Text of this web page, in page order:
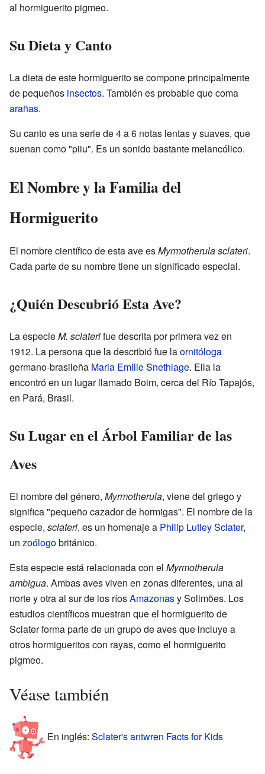
al hormiguerito pigmeo.
Su Dieta y Canto
La dieta de este hormiguerito se compone principalmente
de pequeños insectos. También es probable que coma
arañas.
Su canto es una serie de 4 a 6 notas lentas y suaves, que
suenan como "piiu". Es un sonido bastante melancólico.
El Nombre y la Familia del
Hormiguerito
El nombre científico de esta ave esMyrmotherula sclateri.
Cada parte de su nombre tiene un significado especial.
¿Quién Descubrió Esta Ave?
La especieM. sclaterifue descrita por primera vez en
1912. La persona que la describió fue laornitóloga
germano-brasileña Maria Emilie Snethlage. Ella la
encontró en un lugar llamado Boim, cerca del Río Tapajós,
en Pará, Brasil.
Su Lugar en el Árbol Familiar de las
Aves
El nombre del género, Myrmotherula, viene del griego y
significa "pequeño cazador de hormigas". El nombre de la
especie, sclateri, es un homenaje a Philip Lutley Sclater,
un zoólogobritánico.
Esta especie está relacionada con el Myrmotherula
ambigua. Ambas aves viven en zonas diferentes, una al
norte y otra al sur de los ríosAmazonasy Solimões. Los
estudios científicos muestran que el hormiguerito de
Sclater forma parte de un grupo de aves que incluye a
otros hormigueritos con rayas, como el hormiguerito
pigmeo.
Véase también
En inglés: Sclater's antwren Facts for Kids